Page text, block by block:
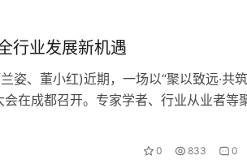
行业发展新机遇
姿、董小红)近期，一场以“聚以致远·共
在成都召开。专家学者、行业从业者等
0 833 0